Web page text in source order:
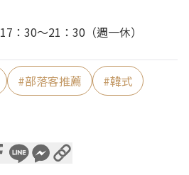
：30〜21：30（週一休）
#部落客推薦 #韓式